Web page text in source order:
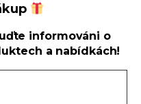
s cookies
webových stránek a našich
informováni o
a nabídkách!